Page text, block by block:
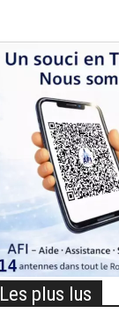
Les plus lus